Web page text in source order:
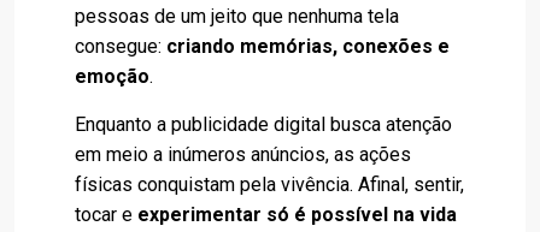
pessoas de um jeito que nenhuma tela
consegue: criando memórias, conexões e
emoção.
Enquanto a publicidade digital busca atenção
em meio a inúmeros anúncios, as ações
físicas conquistam pela vivência. Afinal, sentir,
tocar e experimentar só é possível na vida